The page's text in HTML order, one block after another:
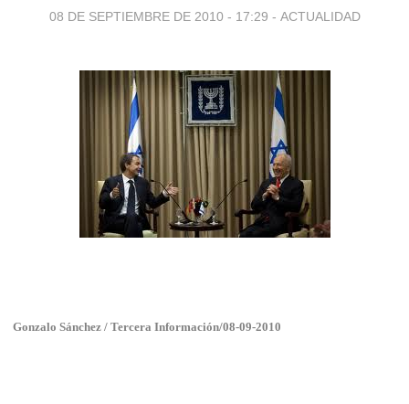
08 DE SEPTIEMBRE DE 2010 - 17:29 - ACTUALIDAD
Gonzalo Sánchez / Tercera Información/08-09-2010